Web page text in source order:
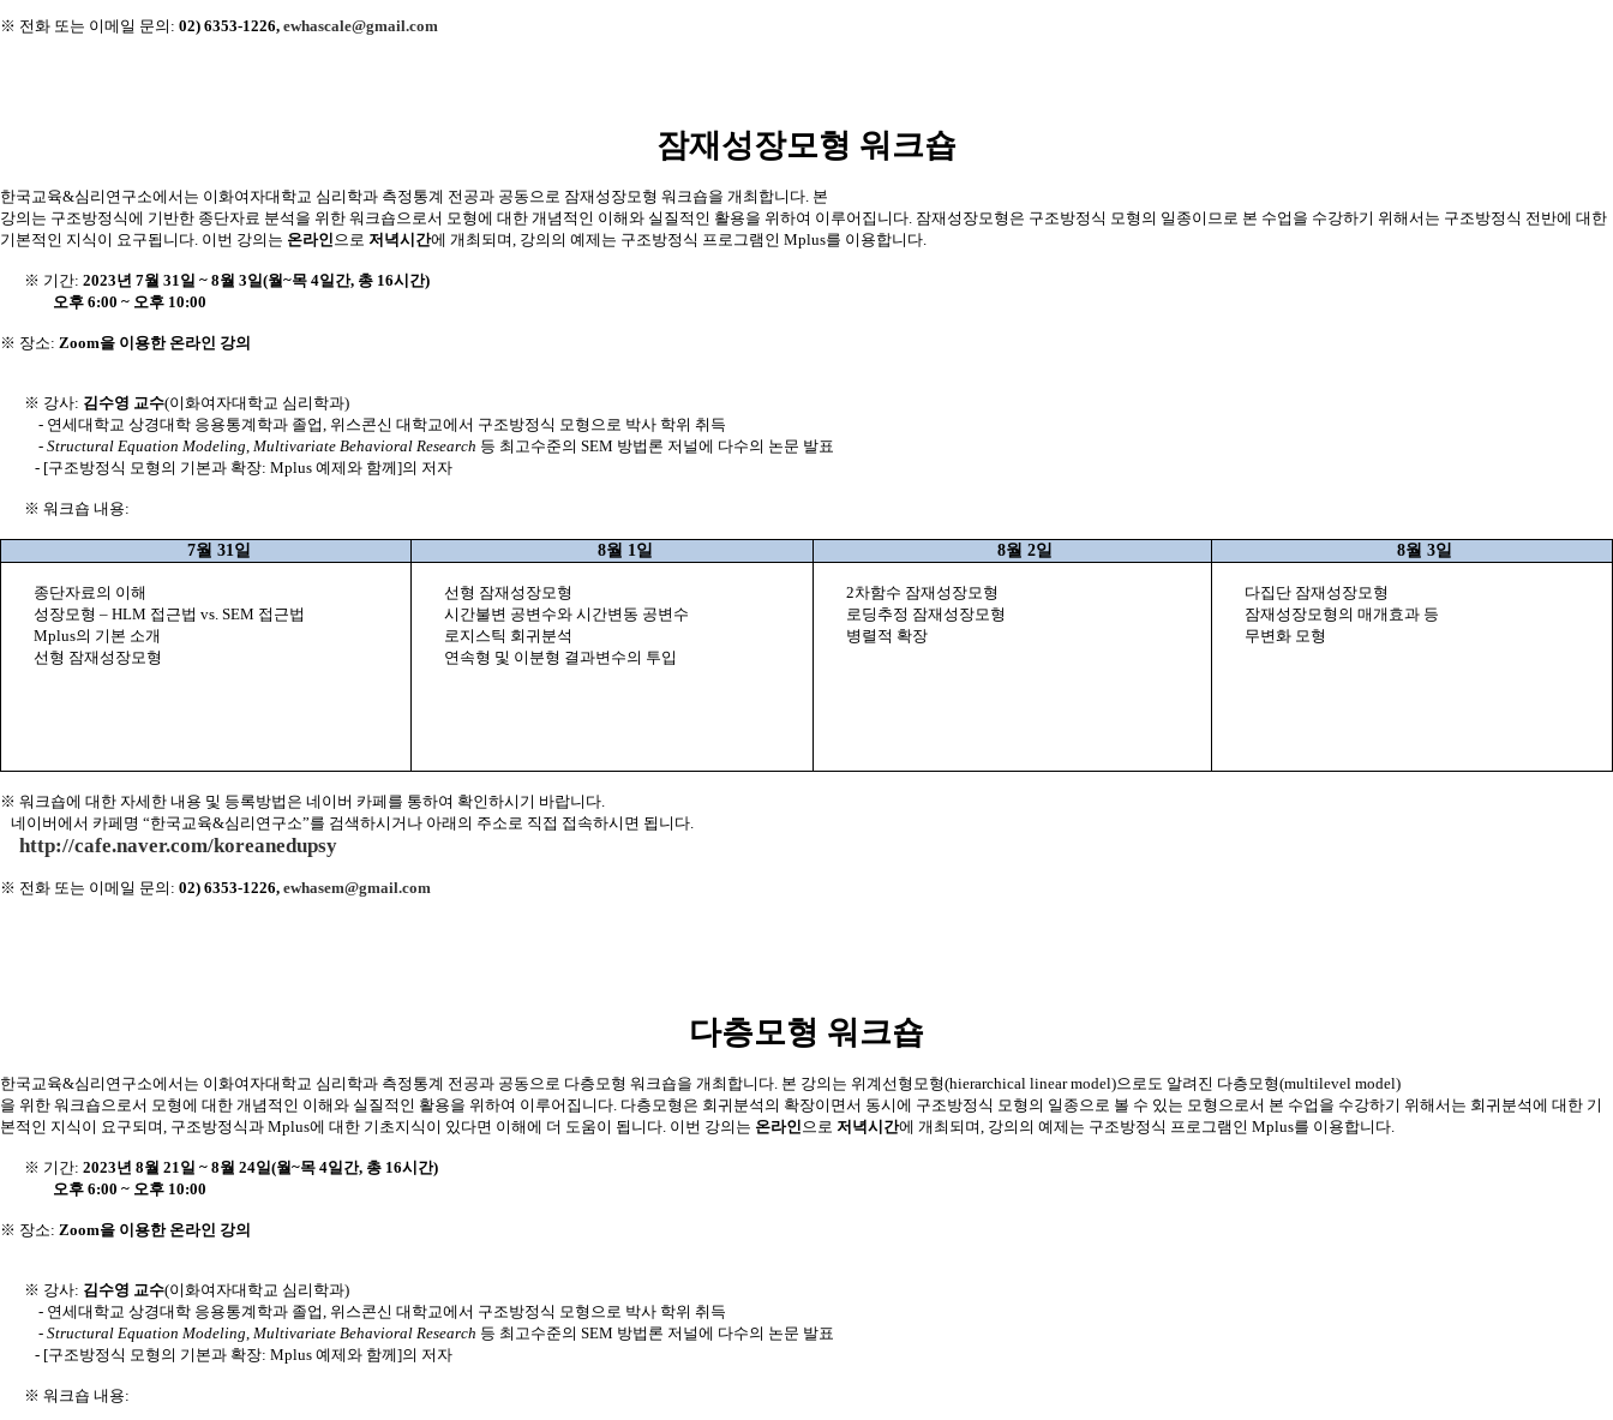
※ 전화 또는 이메일 문의 : 02) 6353-1226, ewhascale@gmail.com
잠재성장모형 워크숍
한국교육&심리연구소에서는 이화여자대학교 심리학과 측정통계 전공과 공동으로 잠재성장모형 워크숍을 개최합니다. 본
강의는 구조방정식에 기반한 종단자료 분석을 위한 워크숍으로서 모형에 대한 개념적인 이해와 실질적인 활용을 위하여 이루어집니다. 잠재성장모형은 구조방정식 모형의 일종이므로 본 수업을 수강하기 위해서는 구조방정식 전반에 대한
기본적인 지식이 요구됩니다. 이번 강의는 온라인으로 저녁시간에 개최되며, 강의의 예제는 구조방정식 프로그램인 Mplus를 이용합니다.
※ 기간: 2023년 7월 31일 ~ 8월 3일(월~목 4일간, 총 16시간)
오후 6:00 ~ 오후 10:00
※ 장소: Zoom을 이용한 온라인 강의
※ 강사: 김수영 교수(이화여자대학교 심리학과)
- 연세대학교 상경대학 응용통계학과 졸업, 위스콘신 대학교에서 구조방정식 모형으로 박사 학위 취득
- Structural Equation Modeling, Multivariate Behavioral Research 등 최고수준의 SEM 방법론 저널에 다수의 논문 발표
- [구조방정식 모형의 기본과 확장: Mplus 예제와 함께]의 저자
※ 워크숍 내용:
7월 31일 8월 1일 8월 2일 8월 3일
종단자료의 이해
성장모형 – HLM 접근법 vs. SEM 접근법
Mplus의 기본 소개
선형 잠재성장모형
선형 잠재성장모형
시간불변 공변수와 시간변동 공변수
로지스틱 회귀분석
연속형 및 이분형 결과변수의 투입
2차함수 잠재성장모형
로딩추정 잠재성장모형
병렬적 확장
다집단 잠재성장모형
잠재성장모형의 매개효과 등
무변화 모형
※ 워크숍에 대한 자세한 내용 및 등록방법은 네이버 카페를 통하여 확인하시기 바랍니다.
네이버에서 카페명 “한국교육&심리연구소”를 검색하시거나 아래의 주소로 직접 접속하시면 됩니다.
http://cafe.naver.com/koreanedupsy
※ 전화 또는 이메일 문의 : 02) 6353-1226, ewhasem@gmail.com
다층모형 워크숍
한국교육&심리연구소에서는 이화여자대학교 심리학과 측정통계 전공과 공동으로 다층모형 워크숍을 개최합니다. 본 강의는 위계선형모형(hierarchical linear model)으로도 알려진 다층모형(multilevel model)
을 위한 워크숍으로서 모형에 대한 개념적인 이해와 실질적인 활용을 위하여 이루어집니다. 다층모형은 회귀분석의 확장이면서 동시에 구조방정식 모형의 일종으로 볼 수 있는 모형으로서 본 수업을 수강하기 위해서는 회귀분석에 대한 기
본적인 지식이 요구되며, 구조방정식과 Mplus에 대한 기초지식이 있다면 이해에 더 도움이 됩니다. 이번 강의는 온라인으로 저녁시간에 개최되며, 강의의 예제는 구조방정식 프로그램인 Mplus를 이용합니다.
※ 기간: 2023년 8월 21일 ~ 8월 24일(월~목 4일간, 총 16시간)
오후 6:00 ~ 오후 10:00
※ 장소: Zoom을 이용한 온라인 강의
※ 강사: 김수영 교수(이화여자대학교 심리학과)
- 연세대학교 상경대학 응용통계학과 졸업, 위스콘신 대학교에서 구조방정식 모형으로 박사 학위 취득
- Structural Equation Modeling, Multivariate Behavioral Research 등 최고수준의 SEM 방법론 저널에 다수의 논문 발표
- [구조방정식 모형의 기본과 확장: Mplus 예제와 함께]의 저자
※ 워크숍 내용: